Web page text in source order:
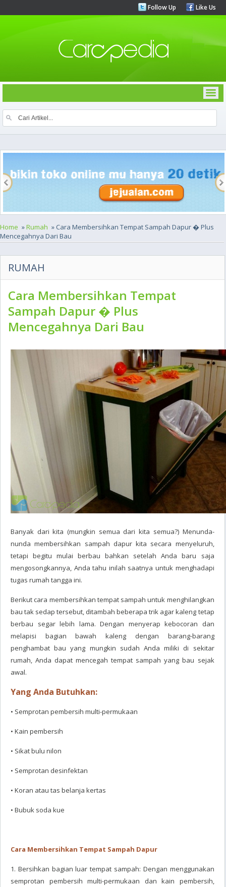
Follow Up Like Us
Home »Rumah » Cara Membersihkan Tempat Sampah Dapur � Plus
Mencegahnya Dari Bau
RUMAH
Cara Membersihkan Tempat
Sampah Dapur � Plus
Mencegahnya Dari Bau
Banyak dari kita (mungkin semua dari kita semua?) Menunda-
nunda membersihkan sampah dapur kita secara menyeluruh,
tetapi begitu mulai berbau bahkan setelah Anda baru saja
mengosongkannya, Anda tahu inilah saatnya untuk menghadapi
tugas rumah tangga ini.
Berikut cara membersihkan tempat sampah untuk menghilangkan
bau tak sedap tersebut, ditambah beberapa trik agar kaleng tetap
berbau segar lebih lama. Dengan menyerap kebocoran dan
melapisi bagian bawah kaleng dengan barang-barang
penghambat bau yang mungkin sudah Anda miliki di sekitar
rumah, Anda dapat mencegah tempat sampah yang bau sejak
awal.
Yang Anda Butuhkan:
• Semprotan pembersih multi-permukaan
• Kain pembersih
• Sikat bulu nilon
• Semprotan desinfektan
• Koran atau tas belanja kertas
• Bubuk soda kue
Cara Membersihkan Tempat Sampah Dapur
1. Bersihkan bagian luar tempat sampah: Dengan menggunakan
semprotan pembersih multi-permukaan dan kain pembersih,